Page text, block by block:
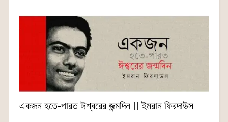
একজন হতে-পারত ঈশ্বরের জন্মদিন || ইমরান ফিরদাউস